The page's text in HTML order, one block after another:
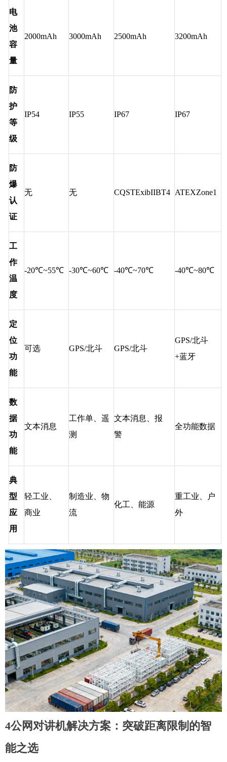
电
池
容
量
2000mAh 3000mAh 2500mAh 3200mAh
防
护
等
级
IP54 IP55 IP67 IP67
防
爆
认
证
无 无 CQSTExibIIBT4 ATEXZone1
工
作
温
度
-20℃~55℃ -30℃~60℃ -40℃~70℃ -40℃~80℃
定
位
功
能
可选 GPS/北斗 GPS/北斗
GPS/北斗
+蓝牙
数
据
功
能
文本消息
工作单、遥
测
文本消息、报
警
全功能数据
典
型
应
用
轻工业、
商业
制造业、物
流
化工、能源
重工业、户
外
4公网对讲机解决方案：突破距离限制的智
能之选